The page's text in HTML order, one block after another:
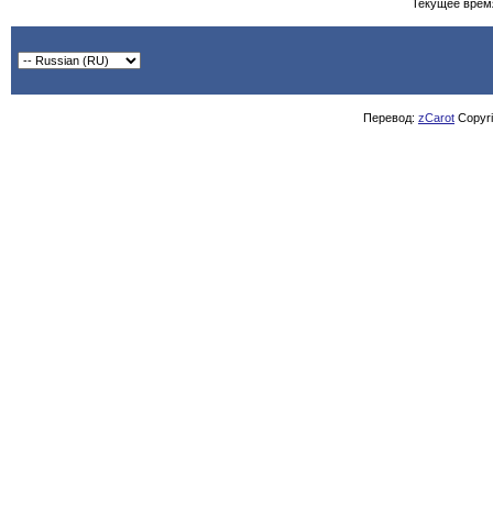
Текущее
Перевод: zCarot